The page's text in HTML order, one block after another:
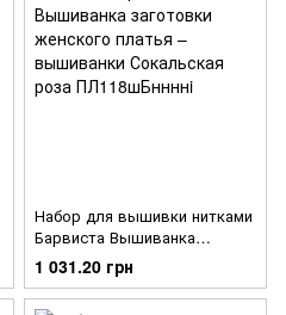
Набор для вышивки нитками
Барвиста Вышиванка
заготовки женского платья –
вышиванки Сокальская роза
ПЛ118шБннннi
1 031.20 грн